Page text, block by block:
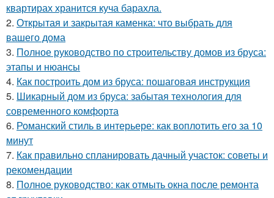
квартирах хранится куча барахла.
2. Открытая и закрытая каменка: что выбрать для
вашего дома
3. Полное руководство по строительству домов из бруса:
этапы и нюансы
4. Как построить дом из бруса: пошаговая инструкция
5. Шикарный дом из бруса: забытая технология для
современного комфорта
6. Романский стиль в интерьере: как воплотить его за 10
минут
7. Как правильно спланировать дачный участок: советы и
рекомендации
8. Полное руководство: как отмыть окна после ремонта